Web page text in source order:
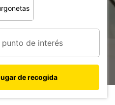
de recogida